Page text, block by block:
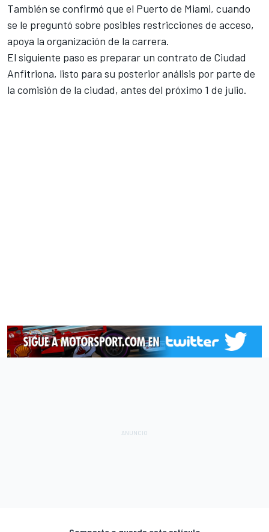
También se confirmó que el Puerto de Miami, cuando
se le preguntó sobre posibles restricciones de acceso,
apoya la organización de la carrera.
El siguiente paso es preparar un contrato de Ciudad
Anfitriona, listo para su posterior análisis por parte de
la comisión de la ciudad, antes del próximo 1 de julio.